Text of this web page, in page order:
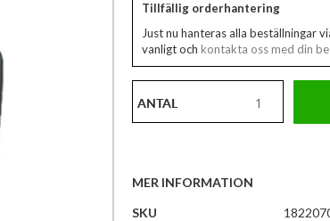
Tillfällig orderhantering
Just nu hanteras alla beställningar
vanligt och kontakta oss med din
ANTAL
MER INFORMATION
Mer
SKU